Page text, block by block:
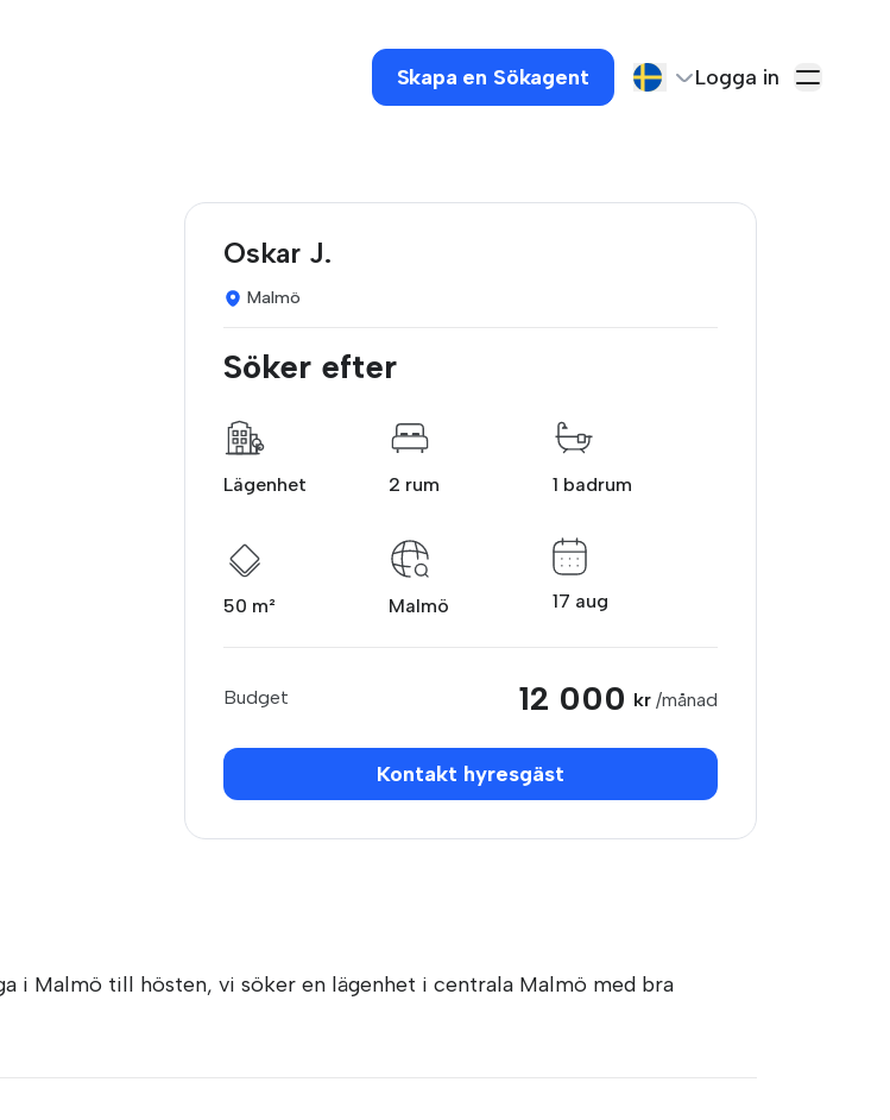
Skapa en Sökagent Logga in
Oskar J.
Malmö
Söker efter
Lägenhet 2 rum 1 badrum
50 m² Malmö 17 aug
Budget 12 000 kr /månad
Kontakt hyresgäst
i Malmö till hösten, vi söker en lägenhet i centrala Malmö med bra